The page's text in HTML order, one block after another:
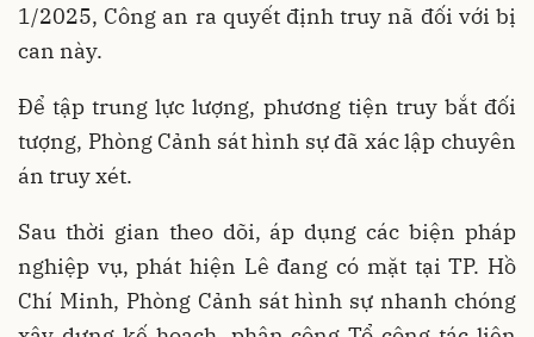
1/2025, Công an ra quyết định truy nã đối với bị
can này.
Để tập trung lực lượng, phương tiện truy bắt đối
tượng, Phòng Cảnh sát hình sự đã xác lập chuyên
án truy xét.
Sau thời gian theo dõi, áp dụng các biện pháp
nghiệp vụ, phát hiện Lê đang có mặt tại TP. Hồ
Chí Minh, Phòng Cảnh sát hình sự nhanh chóng